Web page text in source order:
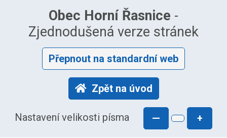
Obec Horní Řasnice -
Zjednodušená verze stránek
Přepnout na standardní web
Zpět na úvod
Nastavení velikosti písma — +